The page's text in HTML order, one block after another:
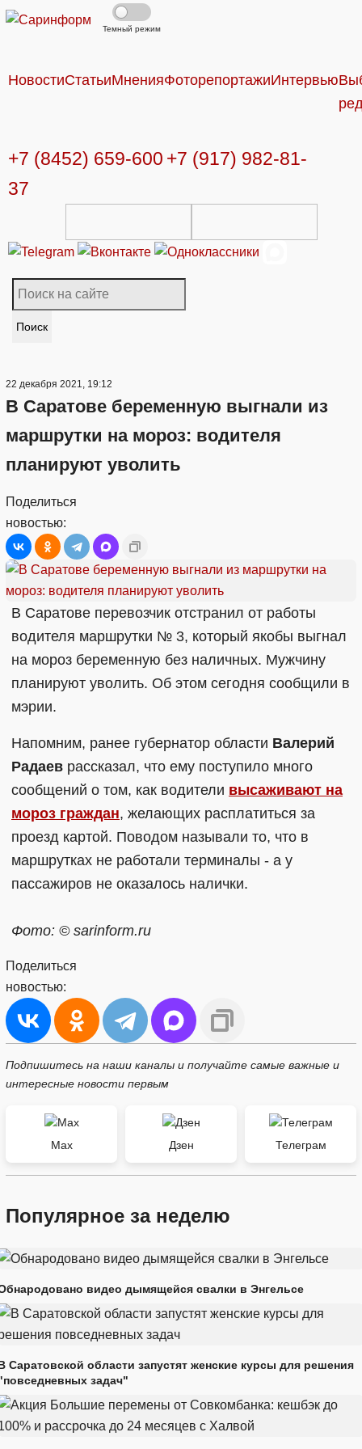
Темный режим
НовостиСтатьиМненияФоторепортажиИнтервью
+7 (8452) 659-600 +7 (917) 982-81-
37
Поиск
22 декабря 2021, 19:12
В Саратове беременную выгнали из
маршрутки на мороз: водителя
планируют уволить
Поделиться
новостью:
В Саратове перевозчик отстранил от работы
водителя маршрутки № 3, который якобы выгнал
на мороз беременную без наличных. Мужчину
планируют уволить. Об этом сегодня сообщили в
мэрии.
Напомним, ранее губернатор области Валерий
Радаев рассказал, что ему поступило много
сообщений о том, как водители высаживают на
мороз граждан, желающих расплатиться за
проезд картой. Поводом называли то, что в
маршрутках не работали терминалы - а у
пассажиров не оказалось налички.
Фото: © sarinform.ru
Поделиться
новостью:
Подпишитесь на наши каналы и получайте самые важные и
интересные новости первым
Max Дзен Телеграм
Популярное за неделю
видео дымящейся свалки в Энгельсе
Саратовской области запустят женские курсы для решения
задач"